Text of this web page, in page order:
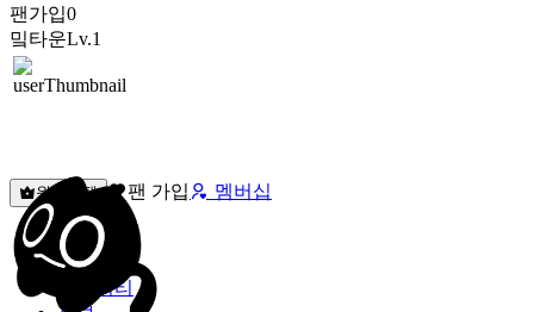
팬가입0
밐타운Lv.1
원픽선택 팬 가입 멤버십
밐타운
피드
커뮤니티